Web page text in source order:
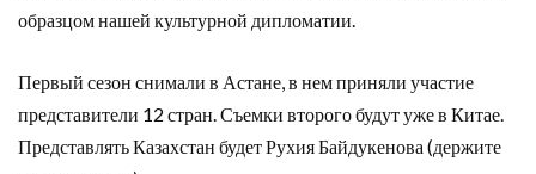
образцом нашей культурной дипломатии.
Первый сезон снимали в Астане, в нем приняли участие
представители 12 стран. Съемки второго будут уже в Китае.
Представлять Казахстан будет Рухия Байдукенова (держите